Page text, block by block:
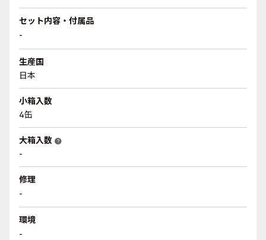
セット内容・付属品
-
生産国
日本
小箱入数
4缶
大箱入数 help
-
修理
-
環境
-